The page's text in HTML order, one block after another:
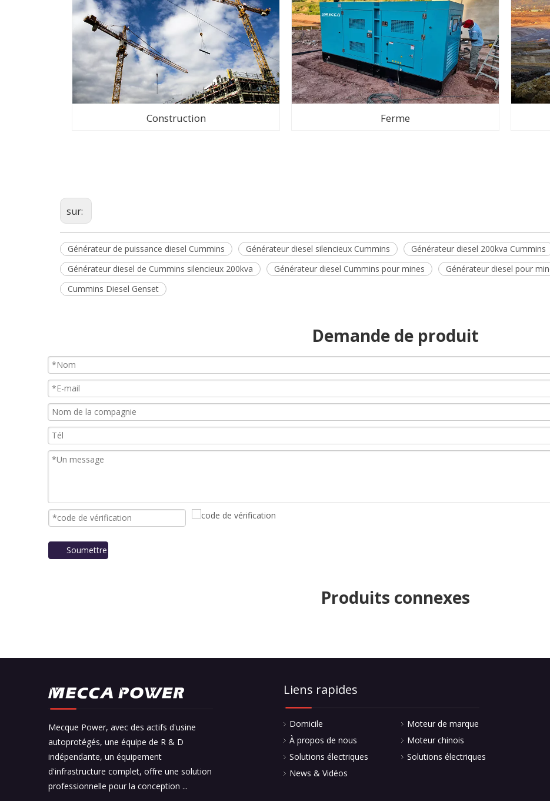
Construction Ferme
sur:
Générateur de puissance diesel Cummins Générateur diesel silencieux Cummins Générateur diesel 200kva Cummins
Générateur diesel de Cummins silencieux 200kva
Générateur diesel Cummins pour mines Générateur diesel pour
Cummins Diesel Genset
Demande de produit
Soumettre
Produits connexes
Mecque Power, avec des actifs d'usine
autoprotégés, une équipe de R & D
indépendante, un équipement
d'infrastructure complet, offre une solution
professionnelle pour la conception ...
Liens rapides
Domicile
À propos de nous
Solutions électriques
News & Vidéos
Moteur de marque
Moteur chinois
Solutions électriques